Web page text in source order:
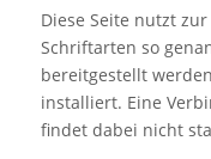
Diese Seite nutzt
Schriftarten so
bereitgestellt
installiert. Eine
findet dabei nicht